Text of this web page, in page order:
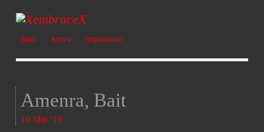
Start Archiv Impressum
Amenra, Bait
10 Mai ’19